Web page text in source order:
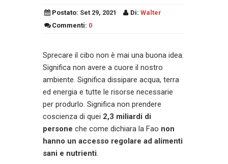
Postato: Set 29, 2021 Di: Walter
Commenti: 0
Sprecare il cibo non è mai una buona idea.
Significa non avere a cuore il nostro
ambiente. Significa dissipare acqua, terra
ed energia e tutte le risorse necessarie
per produrlo. Significa non prendere
coscienza di quei 2,3 miliardi di
persone che come dichiara la Fao non
hanno un accesso regolare ad alimenti
sani e nutrienti